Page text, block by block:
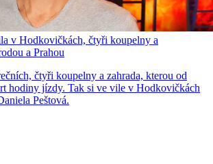
v Hodkovičkách, čtyři koupelny a
a Prahou
čtyři koupelny a zahrada, kterou od
hodiny jízdy. Tak si ve vile v Hodkovičkách
Peštová.